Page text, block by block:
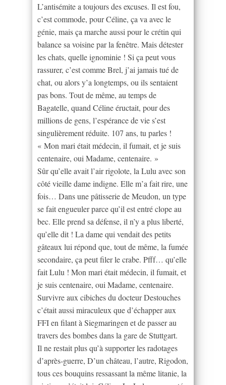
L’antisémite a toujours des excuses. Il est fou,
c’est commode, pour Céline, ça va avec le
génie, mais ça marche aussi pour le crétin qui
balance sa voisine par la fenêtre. Mais détester
les chats, quelle ignominie ! Si ça peut vous
rassurer, c’est comme Brel, j’ai jamais tué de
chat, ou alors y’a longtemps, ou ils sentaient
pas bons. Tout de même, au temps de
Bagatelle, quand Céline éructait, pour des
millions de gens, l’espérance de vie s’est
singulièrement réduite. 107 ans, tu parles !
« Mon mari était médecin, il fumait, et je suis
centenaire, oui Madame, centenaire. »
Sûr qu’elle avait l’air rigolote, la Lulu avec son
côté vieille dame indigne. Elle m’a fait rire, une
fois… Dans une pâtisserie de Meudon, un type
se fait engueuler parce qu’il est entré clope au
bec. Elle prend sa défense, il n’y a plus liberté,
qu’elle dit ! La dame qui vendait des petits
gâteaux lui répond que, tout de même, la fumée
secondaire, ça peut filer le crabe. Pfff… qu’elle
fait Lulu ! Mon mari était médecin, il fumait, et
je suis centenaire, oui Madame, centenaire.
Survivre aux cibiches du docteur Destouches
c’était aussi miraculeux que d’échapper aux
FFI en filant à Siegmaringen et de passer au
travers des bombes dans la gare de Stuttgart.
Il ne restait plus qu’à supporter les radotages
d’après-guerre, D’un château, l’autre, Rigodon,
tous ces bouquins ressassant la même litanie, la